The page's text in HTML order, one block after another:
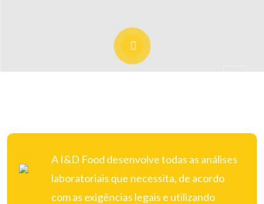
A I&D Food desenvolve todas as análises
laboratoriais que necessita, de acordo
com as exigências legais e utilizando